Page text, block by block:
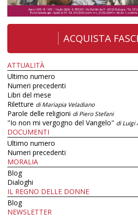
ACQUISTA
ATTUALITÀ
Ultimo numero
Numeri precedenti
Libri del mese
Riletture di Mariapia Veladiano
Parole delle religioni di Piero Stefani
"Io non mi vergogno del Vangelo" di Luigi
DOCUMENTI
Ultimo numero
Numeri precedenti
MORALIA
Blog
Dialoghi
IL REGNO DELLE DONNE
Blog
NEWSLETTER